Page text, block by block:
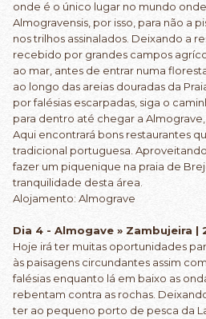
onde é o único lugar no mundo
Almogravensis, por isso, para não a
nos trilhos assinalados. Deixando a
recebido por grandes campos
ao mar, antes de entrar numa
ao longo das areias douradas da
por falésias escarpadas, siga o
para dentro até chegar a
Aqui encontrará bons restaurantes
tradicional portuguesa.
fazer um piquenique na praia de
tranquilidade desta área.
Alojamento: Almograve
Dia 4 - Almogave » Zambujeira |
Hoje irá ter muitas oportunidades
às paisagens circundantes assim
falésias enquanto lá em baixo as
rebentam contra as rochas.
ter ao pequeno porto de pesca da